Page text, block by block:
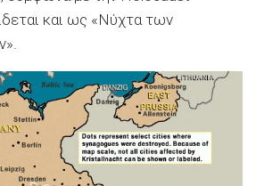
και ως «Νύχτα των